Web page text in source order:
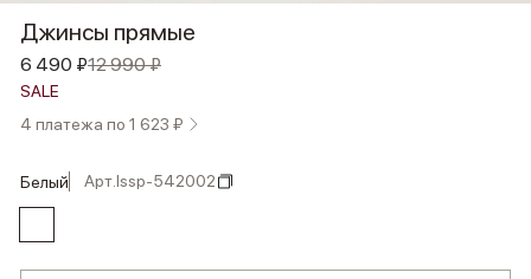
Джинсы прямые
6 490 ₽12 990 ₽
SALE
4 платежа по 1 623 ₽
белый Арт.lssp-542002